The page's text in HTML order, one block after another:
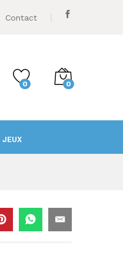
Contact
0 0
JEUX